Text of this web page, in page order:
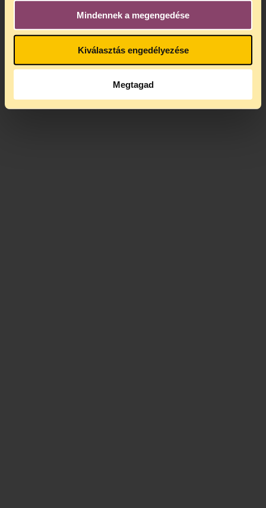
Mindennek a megengedése
Kiválasztás engedélyezése
Megtagad